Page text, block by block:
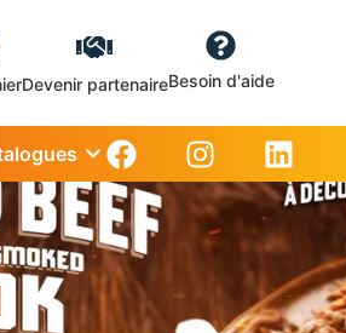
Devenir partenaireBesoin d'aide